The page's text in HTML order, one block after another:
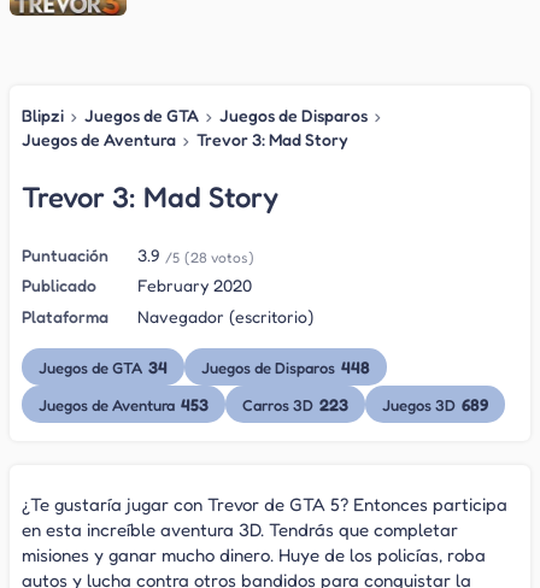
Blipzi › Juegos de GTA › Juegos de Disparos ›
Juegos de Aventura › Trevor 3: Mad Story
Trevor 3: Mad Story
Puntuación 3.9 /5 (28 votos)
Publicado
February 2020
Plataforma
Navegador (escritorio)
Juegos de GTA 34 Juegos de Disparos 448
Juegos de Aventura 453 Carros 3D 223 Juegos 3D 689
¿Te gustaría jugar con Trevor de GTA 5? Entonces participa
en esta increíble aventura 3D. Tendrás que completar
misiones y ganar mucho dinero. Huye de los policías, roba
autos y lucha contra otros bandidos para conquistar la